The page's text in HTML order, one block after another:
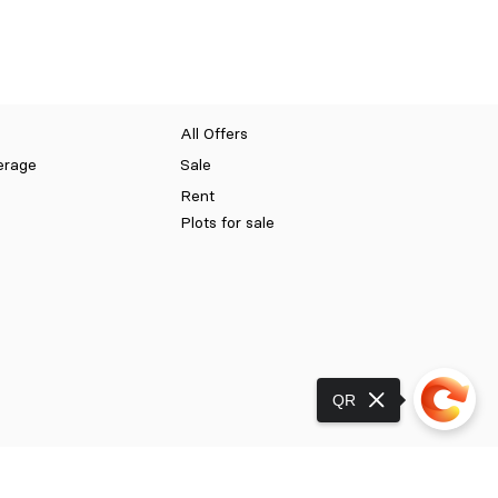
All Offers
Sale
Rent
Plots for sale
QR